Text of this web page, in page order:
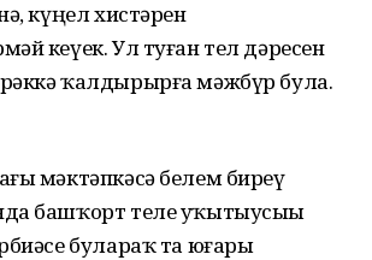
күңел хистәрен
кеүек. Ул туған тел дәресен
ҡалдырырға мәжбүр була.
мәктәпкәсә белем биреү
башҡорт теле уҡытыусыһы
булараҡ та юғары